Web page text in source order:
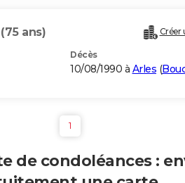
(75 ans) Créer
Décès
10/08/1990 à Arles (
1
de condoléances :